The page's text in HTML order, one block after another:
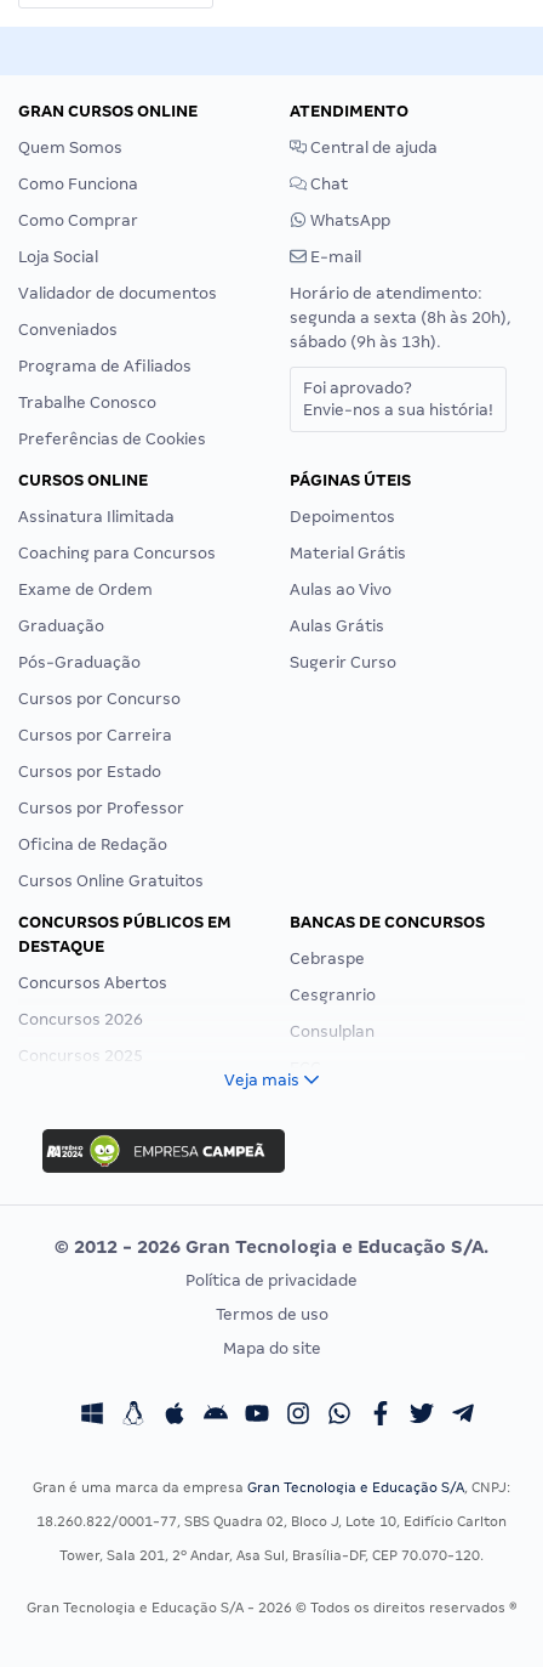
GRAN CURSOS ONLINE
Quem Somos
Como Funciona
Como Comprar
Loja Social
Validador de documentos
Conveniados
Programa de Afiliados
Trabalhe Conosco
Preferências de Cookies
ATENDIMENTO
Central de ajuda
Chat
WhatsApp
E-mail
Horário de atendimento:
segunda a sexta (8h às 20h),
sábado (9h às 13h).
Foi aprovado?
Envie-nos a sua história!
CURSOS ONLINE
Assinatura Ilimitada
Coaching para Concursos
Exame de Ordem
Graduação
Pós-Graduação
Cursos por Concurso
Cursos por Carreira
Cursos por Estado
Cursos por Professor
Oficina de Redação
Cursos Online Gratuitos
PÁGINAS ÚTEIS
Depoimentos
Material Grátis
Aulas ao Vivo
Aulas Grátis
Sugerir Curso
CONCURSOS PÚBLICOS EM
DESTAQUE
Concursos Abertos
Concursos 2026
Concursos 2025
Concurso Ibama
Concurso MPU
Editais publicados
BANCAS DE CONCURSOS
Cebraspe
Cesgranrio
Consulplan
Vunesp
CONCURSOS POR PROFISSÃO
Concursos Fiscais
Residência Multiprofissional
EXAME DE ORDEM
Calendário OAB
Veja mais
© 2012 - 2026 Gran Tecnologia e Educação S/A.
Política de privacidade
Termos de uso
Mapa do site
Gran é uma marca da empresa Gran Tecnologia e Educação S/A, CNPJ:
18.260.822/0001-77, SBS Quadra 02, Bloco J, Lote 10, Edifício Carlton
Tower, Sala 201, 2º Andar, Asa Sul, Brasília-DF, CEP 70.070-120.
Gran Tecnologia e Educação S/A - 2026 © Todos os direitos reservados ®